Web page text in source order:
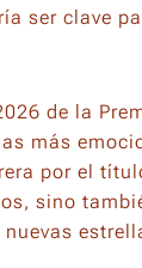
ser clave
de la
más
por el
sino